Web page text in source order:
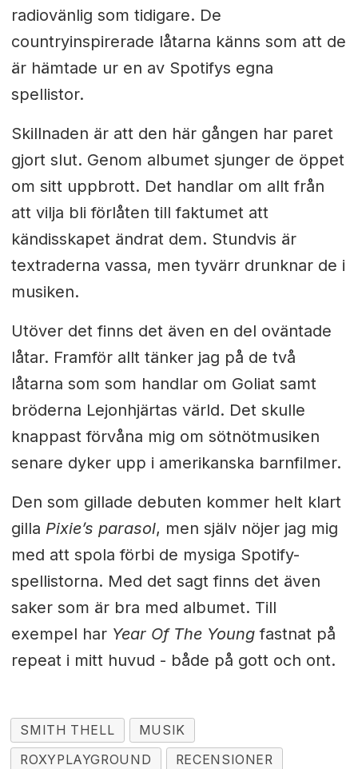
radiovänlig som tidigare. De
countryinspirerade låtarna känns som att de
är hämtade ur en av Spotifys egna
spellistor.
Skillnaden är att den här gången har paret
gjort slut. Genom albumet sjunger de öppet
om sitt uppbrott. Det handlar om allt från
att vilja bli förlåten till faktumet att
kändisskapet ändrat dem. Stundvis är
textraderna vassa, men tyvärr drunknar de i
musiken.
Utöver det finns det även en del oväntade
låtar. Framför allt tänker jag på de två
låtarna som som handlar om Goliat samt
bröderna Lejonhjärtas värld. Det skulle
knappast förvåna mig om sötnötmusiken
senare dyker upp i amerikanska barnfilmer.
Den som gillade debuten kommer helt klart
gilla Pixie’s parasol, men själv nöjer jag mig
med att spola förbi de mysiga Spotify-
spellistorna. Med det sagt finns det även
saker som är bra med albumet. Till
exempel har Year Of The Youngfastnat på
repeat i mitt huvud - både på gott och ont.
SMITH THELL
MUSIK
ROXYPLAYGROUND
RECENSIONER